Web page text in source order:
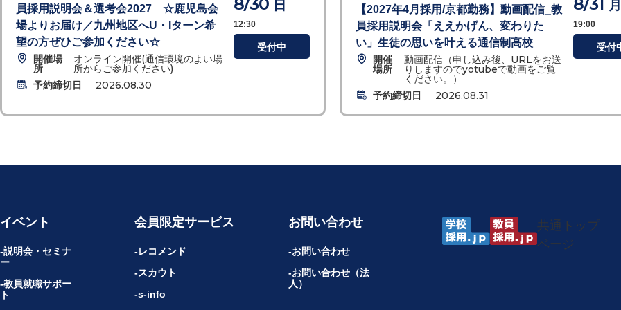
員採用説明会＆選考会2027 ☆鹿児島会
場よりお届け／九州地区へU・Iターン希
望の方ぜひご参加ください☆
開催場
所
オンライン開催(通信環境のよい場
所からご参加ください)
予約締切日
2026.08.30
8/30 日
12:30
受付中
【2027年4月採用/京都勤務】動画配信_教
員採用説明会「ええかげん、変わりた
い」生徒の思いを叶える通信制高校
開催
場所
動画配信（申し込み後、URLをお送
りしますのでyotubeで動画をご覧
ください。）
予約締切日
2026.08.31
8/31 月
19:00
受付
共通トップ
ページ
イベント
説明会・セミナ
ー
教員就職サポー
ト
会員限定サービス
レコメンド
スカウト
s-info
お問い合わせ
お問い合わせ
お問い合わせ（法
人）